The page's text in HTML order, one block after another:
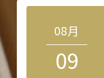
08月
09